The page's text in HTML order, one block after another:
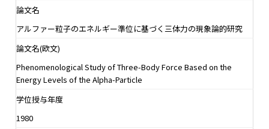
論文名
アルファー粒子のエネルギー準位に基づく三体力の現象論的研究
論文名(欧文)
Phenomenological Study of Three-Body Force Based on the
Energy Levels of the Alpha-Particle
学位授与年度
1980